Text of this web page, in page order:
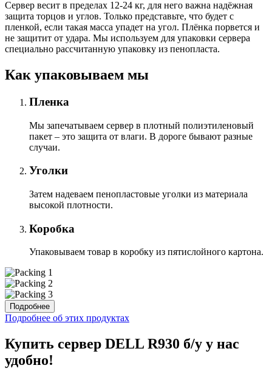
Сервер весит в пределах 12-24 кг, для него важна надёжная
защита торцов и углов. Только представьте, что будет с
пленкой, если такая масса упадет на угол. Плёнка порвется и
не защитит от удара. Мы используем для упаковки сервера
специально расcчитанную упаковку из пенопласта.
Как упаковываем мы
Пленка
Мы запечатываем сервер в плотный полиэтиленовый
пакет – это защита от влаги. В дороге бывают разные
случаи.
Уголки
Затем надеваем пенопластовые уголки из материала
высокой плотности.
Коробка
Упаковываем товар в коробку из пятислойного картона.
Подробнее
Подробнее об этих продуктах
Купить сервер DELL R930 б/у у нас
удобно!